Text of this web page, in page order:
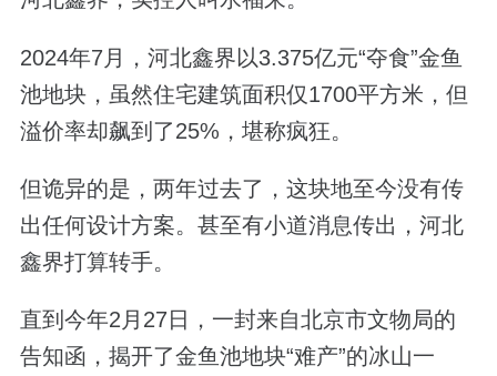
2024年7月，河北鑫界以3.375亿元“夺食”金鱼
池地块，虽然住宅建筑面积仅1700平方米，但
溢价率却飙到了25%，堪称疯狂。
但诡异的是，两年过去了，这块地至今没有传
出任何设计方案。甚至有小道消息传出，河北
鑫界打算转手。
直到今年2月27日，一封来自北京市文物局的
告知函，揭开了金鱼池地块“难产”的冰山一